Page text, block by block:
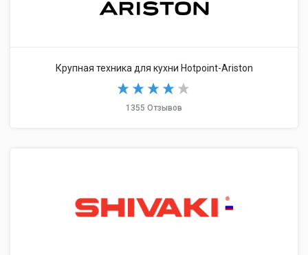
Крупная техника для кухни Hotpoint-Ariston
1355 Отзывов